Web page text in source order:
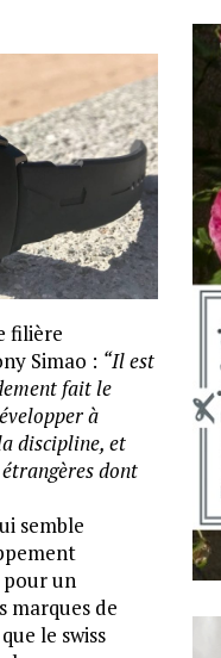
filière
Simao : “Il est
fait le
à
discipline, et
dont
semble
pour un
marques de
le swiss